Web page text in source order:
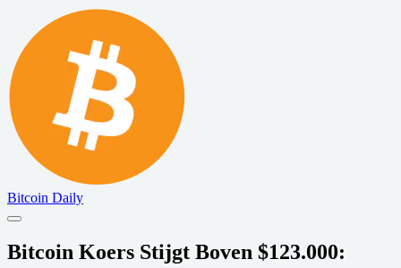
Bitcoin Daily
Bitcoin Koers Stijgt Boven $123.000: